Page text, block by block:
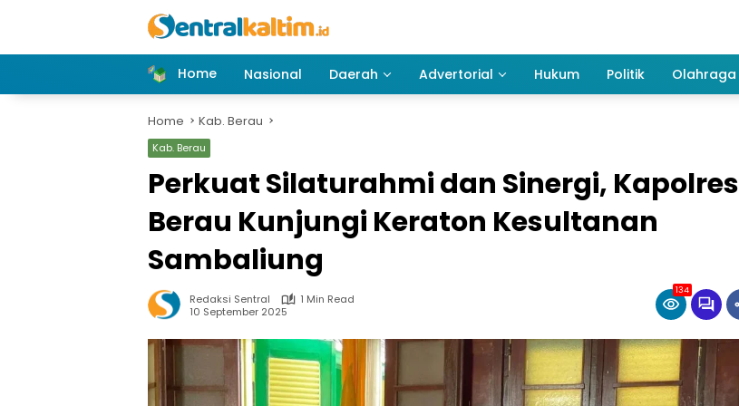
Home
Nasional Daerah Advertorial Hukum Politik Olahraga
Home Kab. Berau
Kab. Berau
Perkuat Silaturahmi dan Sinergi, Kapolres
Berau Kunjungi Keraton Kesultanan
Sambaliung
Redaksi Sentral
1 Min Read
10 September 2025
134